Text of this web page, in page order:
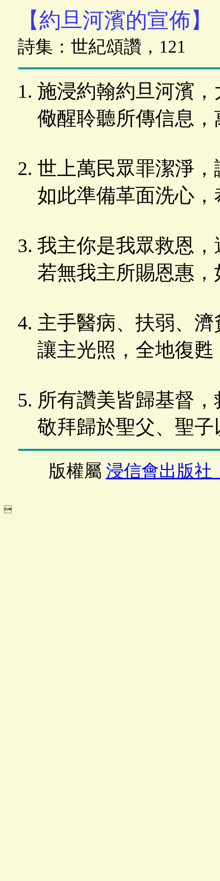
【約旦河濱的宣佈】
詩集：世紀頌讚，121
施浸約翰約旦河濱
儆醒聆聽所傳信息
世上萬民眾罪潔淨
如此準備革面洗心
我主你是我眾救恩
若無我主所賜恩惠
主手醫病、扶弱、
讓主光照，全地復
所有讚美皆歸基督
敬拜歸於聖父、聖
版權屬 浸信會出版社
